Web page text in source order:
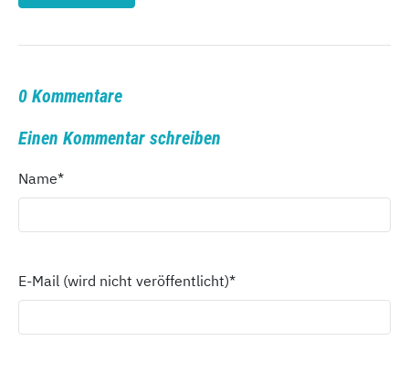
0 Kommentare
Einen Kommentar schreiben
Name*
E-Mail (wird nicht veröffentlicht)*